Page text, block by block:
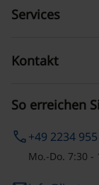
So erreichen
phone+49 2234
Mo.-Do. 7:30 -
Services
Kontakt